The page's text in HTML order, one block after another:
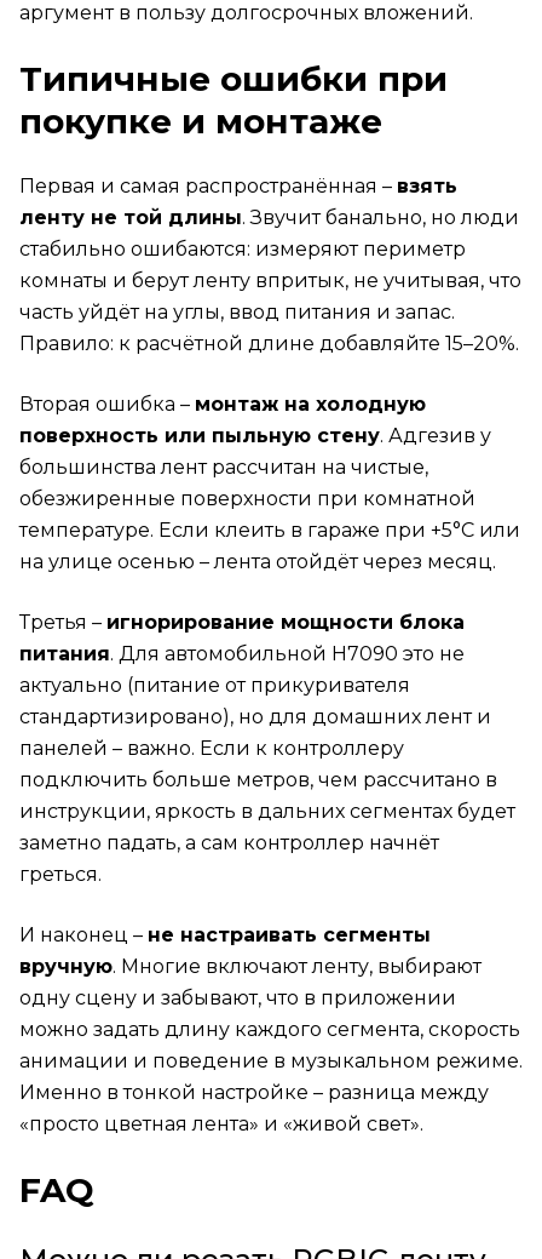
аргумент в пользу долгосрочных вложений.
Типичные ошибки при
покупке и монтаже
Первая и самая распространённая – взять
ленту не той длины. Звучит банально, но люди
стабильно ошибаются: измеряют периметр
комнаты и берут ленту впритык, не учитывая, что
часть уйдёт на углы, ввод питания и запас.
Правило: к расчётной длине добавляйте 15–20%.
Вторая ошибка – монтаж на холодную
поверхность или пыльную стену. Адгезив у
большинства лент рассчитан на чистые,
обезжиренные поверхности при комнатной
температуре. Если клеить в гараже при +5°С или
на улице осенью – лента отойдёт через месяц.
Третья – игнорирование мощности блока
питания. Для автомобильной H7090 это не
актуально (питание от прикуривателя
стандартизировано), но для домашних лент и
панелей – важно. Если к контроллеру
подключить больше метров, чем рассчитано в
инструкции, яркость в дальних сегментах будет
заметно падать, а сам контроллер начнёт
греться.
И наконец – не настраивать сегменты
вручную. Многие включают ленту, выбирают
одну сцену и забывают, что в приложении
можно задать длину каждого сегмента, скорость
анимации и поведение в музыкальном режиме.
Именно в тонкой настройке – разница между
«просто цветная лента» и «живой свет».
FAQ